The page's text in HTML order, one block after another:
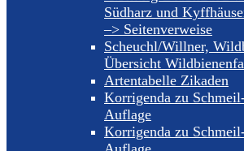
Südharz und
–> Seitenverweise
Scheuchl/Willner,
Übersicht
Artentabelle Zikaden
Korrigenda zu
Auflage
Korrigenda zu